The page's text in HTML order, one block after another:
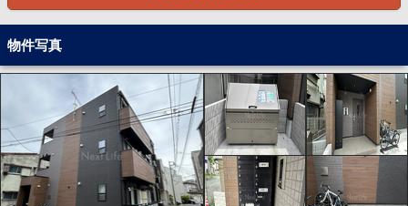
物件写真